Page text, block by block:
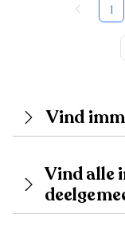
1
Vind
Vind alle